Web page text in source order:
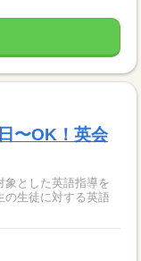
〜OK！英会
象とした英語指導を
の生徒に対する英語